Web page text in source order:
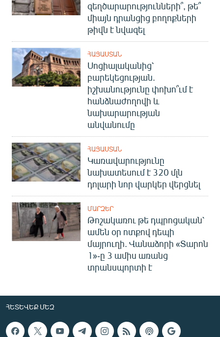
զեղծարարությունների՞, թե՞
միայն դրանցից բողոքների
թիվն է նվազել
ՀԱՅԱՍՏԱՆ
Սոցիալականից՝
բարեկեցության.
իշխանությունը փոխո՞ւմ է
հանձնաժողովի և
նախարարության
անվանումը
ՀԱՅԱՍՏԱՆ
Կառավարությունը
նախատեսում է 320 մլն
դոլարի նոր վարկեր վերցնել
ՄԱՐԶԵՐ
Թոշակառու թե դպրոցական՝
ամեն օր ոտքով դեպի
մայրուղի. Վանաձորի «Տարոն
1»-ը 3 ամիս առանց
տրանսպորտի է
ՀԵՏԵՎԵՔ ՄԵԶ